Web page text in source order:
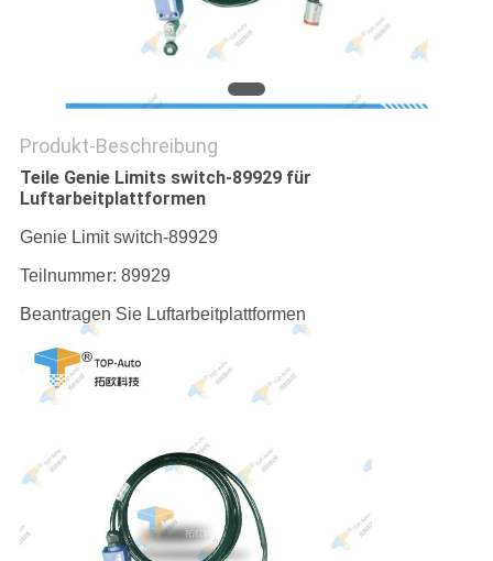
Produkt-Beschreibung
Teile Genie Limits switch-89929 für
Luftarbeitplattformen
Genie Limit switch-89929
Teilnummer: 89929
Beantragen Sie Luftarbeitplattformen